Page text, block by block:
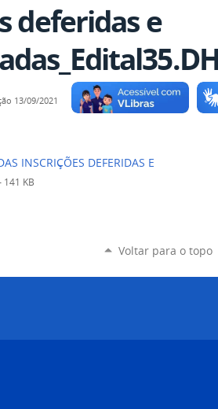
deferidas e
13/09/2021
INSCRIÇÕES DEFERIDAS E
KB
Voltar para o topo